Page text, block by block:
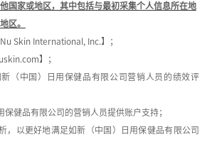
国家或地区，其中包括与最初采集个人信息所在地
区。
Nu Skin International, Inc. 】；
】；
新（中国）日用保健品有限公司营销人员的绩效评
保健品有限公司的营销人员提供账户支持；
，以更好地满足如新（中国）日用保健品有限公司